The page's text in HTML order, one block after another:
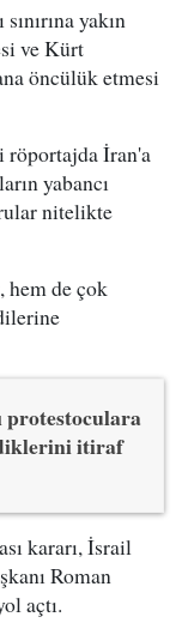
yakın
ve Kürt
öncülük etmesi
röportajda İran'a
yabancı
nitelikte
hem de çok
itiraf
kararı, İsrail
Roman
açtı.